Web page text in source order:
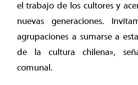
el trabajo de los cultores y
nuevas generaciones.
agrupaciones a sumarse a
de la cultura chilena»,
comunal.